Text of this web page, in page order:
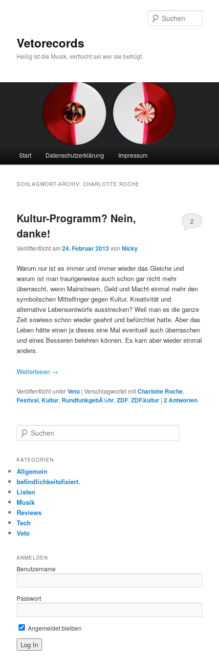
Vetorecords
Heilig ist die Musik, verflucht sei wer sie betrügt.
Start Datenschutzerklärung Impressum
SCHLAGWORT-ARCHIV:CHARLOTTE ROCHE
Kultur-Programm? Nein,
danke!
Veröffentlicht am24. Februar 2013vonNicky
2
Warum nur ist es immer und immer wieder das Gleiche und
warum ist man traurigerweise auch schon gar nicht mehr
überrascht, wenn Mainstream, Geld und Macht einmal mehr den
symbolischen Mittelfinger gegen Kultur, Kreativität und
alternative Lebensentwürfe ausstrecken? Weil man es die ganze
Zeit sowieso schon wieder geahnt und befürchtet hatte. Aber das
Leben hätte einen ja dieses eine Mal eventuell auch überraschen
und eines Besseren belehren können. Es kam aber wieder einmal
anders.
Weiterlesen →
Veröffentlicht unterVeto |Verschlagwortet mitCharlotte Roche,
Festival,Kultur, RundfunkgebÃ¼hr,ZDF,ZDF.kultur |2Antworten
u
h
n
KATEGORIEN
Allgemein
befindlichkeitsfixiert.
Listen
Musik
Reviews
Tech
Veto
ANMELDEN
Benutzername
Passwort
Angemeldet bleiben